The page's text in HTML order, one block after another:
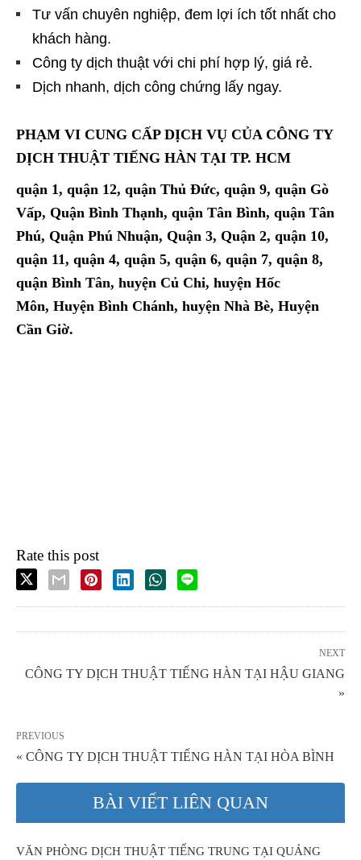
Tư vấn chuyên nghiệp, đem lợi ích tốt nhất cho
khách hàng.
Công ty dịch thuật với chi phí hợp lý, giá rẻ.
Dịch nhanh, dịch công chứng lấy ngay.
PHẠM VI CUNG CẤP DỊCH VỤ CỦA CÔNG TY
DỊCH THUẬT TIẾNG HÀN TẠI TP. HCM
quận 1, quận 12, quận Thủ Đức, quận 9, quận Gò
Vấp, Quận Bình Thạnh, quận Tân Bình, quận Tân
Phú, Quận Phú Nhuận, Quận 3, Quận 2, quận 10,
quận 11, quận 4, quận 5, quận 6, quận 7, quận 8,
quận Bình Tân, huyện Củ Chi, huyện Hốc
Môn, Huyện Bình Chánh, huyện Nhà Bè, Huyện
Cần Giờ.
Rate this post
NEXT
CÔNG TY DỊCH THUẬT TIẾNG HÀN TẠI HẬU GIANG
»
PREVIOUS
« CÔNG TY DỊCH THUẬT TIẾNG HÀN TẠI HÒA BÌNH
BÀI VIẾT LIÊN QUAN
VĂN PHÒNG DỊCH THUẬT TIẾNG TRUNG TẠI QUẢNG